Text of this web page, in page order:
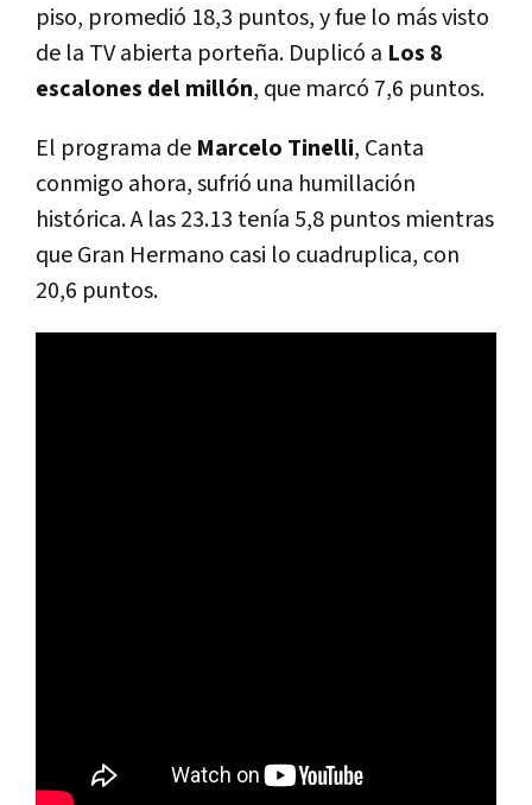
piso, promedió 18,3 puntos, y fue lo más visto
de la TV abierta porteña. Duplicó a Los 8
escalones del millón, que marcó 7,6 puntos.
El programa de Marcelo Tinelli, Canta
conmigo ahora, sufrió una humillación
histórica. A las 23.13 tenía 5,8 puntos mientras
que Gran Hermano casi lo cuadruplica, con
20,6 puntos.